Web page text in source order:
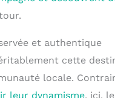
et authentique
cette
locale.
leur dynamisme, ici,